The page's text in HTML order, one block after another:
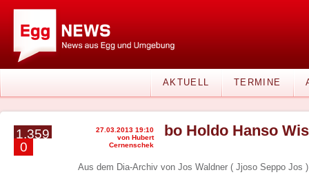
AKTUELL TERMINE
1.359
0
27.03.2013 19:10
von Hubert
Cernenschek
bo Holdo Hanso
Aus dem Dia-Archiv von Jos Waldner ( Jjoso Seppo Jos )